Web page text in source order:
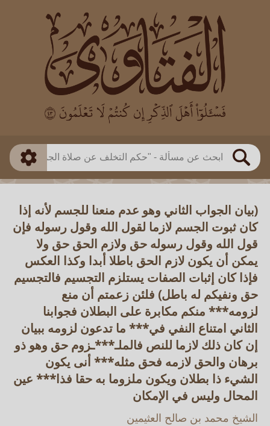
بحث
العالم
بن باز
بن العثيمين
اللجنة الدائمة
طريقة البحث
ذكي
(بيان الجواب الثاني وهو عدم منعنا للجسم لأنه إذا
كان ثبوت الجسم لازما لقول الله وقول رسوله فإن
قول الله وقول رسوله حق ولازم الحق حق ولا
يمكن أن يكون لازم الحق باطلا أبدا وكذا العكس
فإذا كان إثبات الصفات يستلزم التجسيم فالتجسيم
حق ونفيكم له باطل) فلئن زعمتم أن منع
لزومه*** منكم مكابرة على البطلان فجوابنا
الثاني امتناع النفي في*** ما تدعون لزومه ببيان
إن كان ذلك لازما للنص فالملـ***ـزوم حق وهو ذو
برهان والحق لازمه فحق مثله*** أنى يكون
الشيء ذا بطلان ويكون ملزوما به حقا فذا*** عين
المحال وليس في الإمكان
الشيخ محمد بن صالح العثيمين